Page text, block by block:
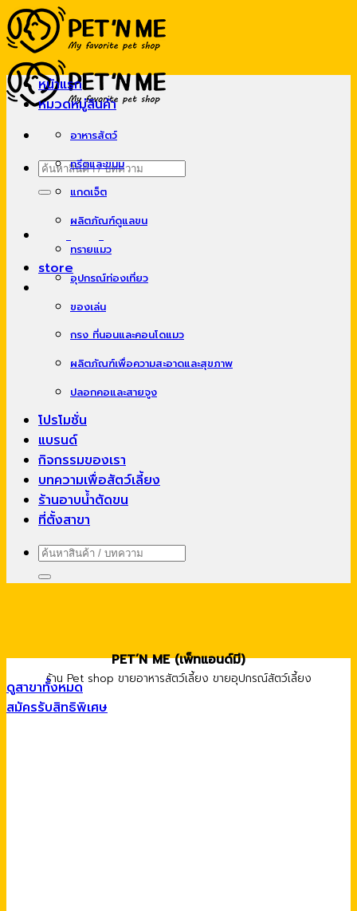
Skip
to
content
ค้นหา:
store
หน้าแรก
หมวดหมู่สินค้า
อาหารสัตว์
ทรีตและขนม
แกดเจ็ต
ผลิตภัณฑ์ดูแลขน
ทรายแมว
อุปกรณ์ท่องเที่ยว
ของเล่น
กรง ที่นอนและคอนโดแมว
ผลิตภัณฑ์เพื่อความสะอาดและสุขภาพ
ปลอกคอและสายจูง
โปรโมชั่น
แบรนด์
กิจกรรมของเรา
บทความเพื่อสัตว์เลี้ยง
ร้านอาบน้ำตัดขน
ที่ตั้งสาขา
ค้นหา:
PET’N ME (เพ็ทแอนด์มี)
ร้าน Pet shop ขายอาหารสัตว์เลี้ยง ขายอุปกรณ์สัตว์เลี้ยง
สมัครรับสิทธิพิเศษ
ดูสาขาทั้งหมด